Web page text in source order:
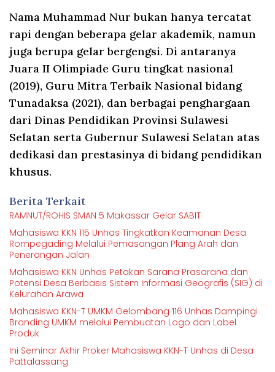
Nama Muhammad Nur bukan hanya tercatat
rapi dengan beberapa gelar akademik, namun
juga berupa gelar bergengsi. Di antaranya
Juara II Olimpiade Guru tingkat nasional
(2019), Guru Mitra Terbaik Nasional bidang
Tunadaksa (2021), dan berbagai penghargaan
dari Dinas Pendidikan Provinsi Sulawesi
Selatan serta Gubernur Sulawesi Selatan atas
dedikasi dan prestasinya di bidang pendidikan
khusus.
Berita Terkait
RAMNUT/ROHIS SMAN 5 Makassar Gelar SABIT
Mahasiswa KKN 115 Unhas Tingkatkan Keamanan Desa
Rompegading Melalui Pemasangan Plang Arah dan
Penerangan Jalan
Mahasiswa KKN Unhas Petakan Sarana Prasarana dan
Potensi Desa Berbasis Sistem Informasi Geografis (SIG) di
Kelurahan Arawa
Mahasiswa KKN-T UMKM Gelombang 116 Unhas Dampingi
Branding UMKM melalui Pembuatan Logo dan Label
Produk
Ini Seminar Akhir Proker Mahasiswa KKN-T Unhas di Desa
Pattalassang